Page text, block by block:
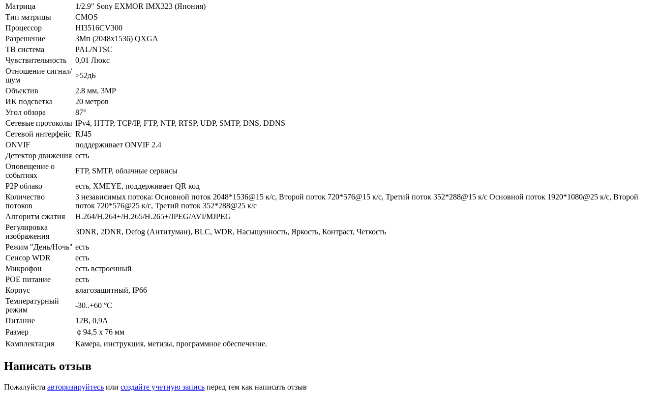
Матрица
1/2.9" Sony EXMOR IMX323 (Япония)
Тип матрицы
CMOS
Процессор
HI3516CV300
Разрешение
3Мп (2048x1536) QXGA
ТВ система
PAL/NTSC
Чувствительность
0,01 Люкс
Отношение сигнал/
шум
>52дБ
Объектив
2.8 мм, 3MP
ИК подсветка
20 метров
Угол обзора
87°
Сетевые протоколы IPv4, HTTP, TCP/IP, FTP, NTP, RTSP, UDP, SMTP, DNS, DDNS
Сетевой интерфейс RJ45
ONVIF
поддерживает ONVIF 2.4
Детектор движения есть
Оповещение о
событиях
FTP, SMTP, облачные сервисы
P2P облако
есть, XMEYE, поддерживает QR код
Количество
потоков
3 независимых потока: Основной поток 2048*1536@15 к/с, Второй поток 720*576@15 к/с, Третий поток 352*288@15 к/с Основной поток 1920*1080@25 к/с, Второй
поток 720*576@25 к/с, Третий поток 352*288@25 к/с
Алгоритм сжатия
H.264/H.264+/H.265/H.265+/JPEG/AVI/MJPEG
Регулировка
изображения
3DNR, 2DNR, Defog (Антитуман), BLC, WDR, Насыщенность, Яркость, Контраст, Четкость
Режим "День/Ночь" есть
Сенсор WDR
есть
Микрофон
есть встроенный
POE питание
есть
Корпус
влагозащитный, IP66
Температурный
режим
-30..+60 °С
Питание
12В, 0,9А
Размер
￠94,5 x 76 мм
Комплектация
Камера, инструкция, метизы, программное обеспечение.
Написать отзыв
Пожалуйста авторизируйтесь или создайте учетную запись перед тем как написать отзыв